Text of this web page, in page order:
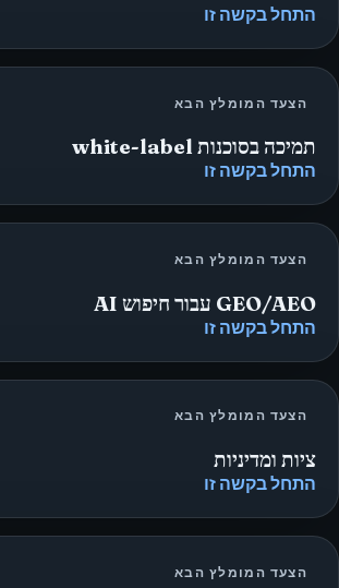
התחל בקשה זו
הצעד המומלץ הבא
תמיכה בסוכנות white-label
התחל בקשה זו
הצעד המומלץ הבא
GEO/AEO עבור חיפוש AI
התחל בקשה זו
הצעד המומלץ הבא
ציות ומדיניות
התחל בקשה זו
הצעד המומלץ הבא